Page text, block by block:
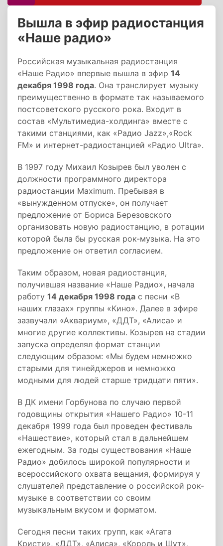
Вышла в эфир радиостанция
«Наше радио»
Российская музыкальная радиостанция
«Наше Радио» впервые вышла в эфир 14
декабря 1998 года. Она транслирует музыку
преимущественно в формате так называемого
постсоветского русского рока. Входит в
состав «Мультимедиа-холдинга» вместе с
такими станциями, как «Радио Jazz»,«Rock
FM» и интернет-радиостанцией «Радио Ultra».
В 1997 году Михаил Козырев был уволен с
должности программного директора
радиостанции Maximum. Пребывая в
«вынужденном отпуске», он получает
предложение от Бориса Березовского
организовать новую радиостанцию, в ротации
которой была бы русская рок-музыка. На это
предложение он ответил согласием.
Таким образом, новая радиостанция,
получившая название «Наше Радио», начала
работу 14 декабря 1998 года с песни «В
наших глазах» группы «Кино». Далее в эфире
зазвучали «Аквариум», «ДДТ», «Алиса» и
многие другие коллективы. Козырев на стадии
запуска определял формат станции
следующим образом: «Мы будем немножко
старыми для тинейджеров и немножко
модными для людей старше тридцати пяти».
В ДК имени Горбунова по случаю первой
годовщины открытия «Нашего Радио» 10-11
декабря 1999 года был проведен фестиваль
«Нашествие», который стал в дальнейшем
ежегодным. За годы существования «Наше
Радио» добилось широкой популярности и
всероссийского охвата вещания, формируя у
слушателей представление о российской рок-
музыке в соответствии со своим
музыкальным вкусом и форматом.
Сегодня песни таких групп, как «Агата
Кристи», «ДДТ», «Алиса», «Король и Шут»,